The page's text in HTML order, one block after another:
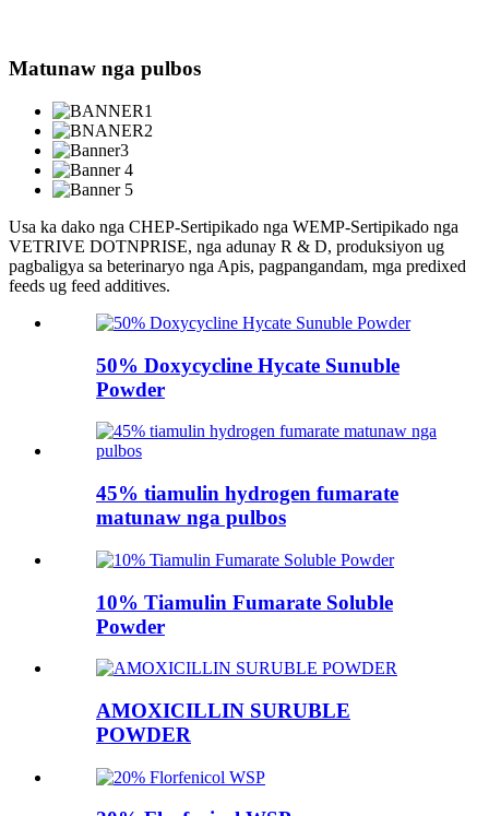
Matunaw nga pulbos
Usa ka dako nga CHEP-Sertipikado nga WEMP-Sertipikado nga
VETRIVE DOTNPRISE, nga adunay R & D, produksiyon ug
pagbaligya sa beterinaryo nga Apis, pagpangandam, mga predixed
feeds ug feed additives.
50% Doxycycline Hycate Sunuble
Powder
45% tiamulin hydrogen fumarate
matunaw nga pulbos
10% Tiamulin Fumarate Soluble
Powder
AMOXICILLIN SURUBLE
POWDER